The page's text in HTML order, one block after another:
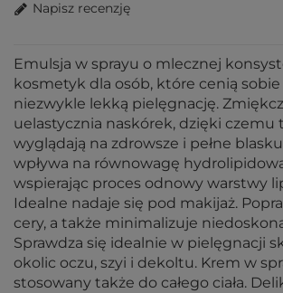
Napisz recenzję
Emulsja w sprayu o mlecznej
kosmetyk dla osób, które cenią
niezwykle lekką pielęgnację.
uelastycznia naskórek, dzięki czemu
wyglądają na zdrowsze i pełne
wpływa na równowagę
wspierając proces odnowy warstwy
Idealne nadaje się pod makijaż.
cery, a także minimalizuje
Sprawdza się idealnie w pielęgnacji
okolic oczu, szyi i dekoltu. Krem w
stosowany także do całego ciała.